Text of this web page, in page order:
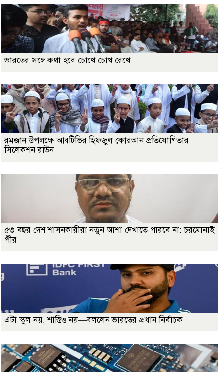
ভারতের সঙ্গে কথা হবে চোখে চোখ রেখে
রমজান উপলক্ষে আরটিভির হিফজুল কোরআন প্রতিযোগিতার
সিলেকশন রাউন
৫৩ বছর দেশ শাসনকারীরা নতুন আশা দেখাতে পারবে না: চরমোনাই
পীর
এটা স্কুল নয়, শাস্তিও নয়—বললেন ভারতের প্রধান নির্বাচক